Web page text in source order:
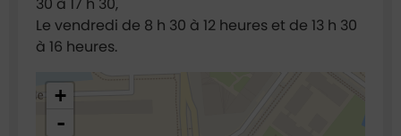
30 à 17 h 30,
Le vendredi de 8 h 30 à 12 heures et de 13 h 30
à 16 heures.
48.921635,2.295022
+
-